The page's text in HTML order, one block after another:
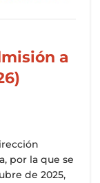
a
por la que se
de 2025,